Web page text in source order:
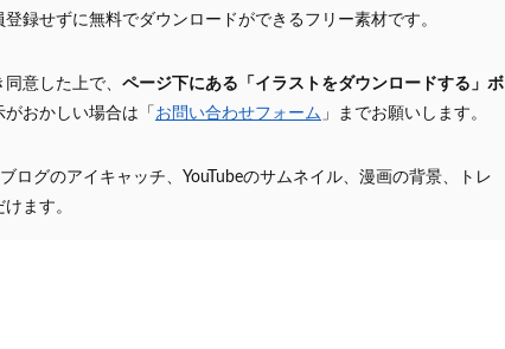
録せずに無料でダウンロードができるフリー素材です。
意した上で、 ページ下にある「イラストをダウンロードする」ボ
おかしい場合は「 お問い合わせフォーム 」までお願いします。
ログのアイキャッチ、YouTubeのサムネイル、漫画の背景、トレ
ます。